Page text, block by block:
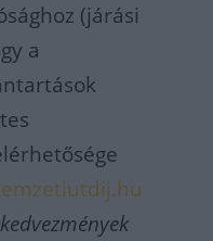
(járási
a